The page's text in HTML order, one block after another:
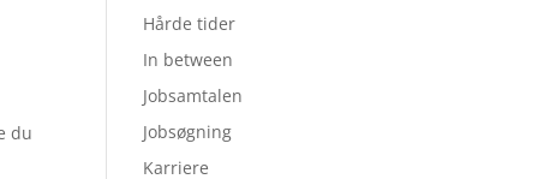
du
Hårde tider
In between
Jobsamtalen
Jobsøgning
Karriere